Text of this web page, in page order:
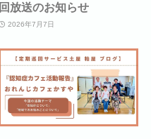
回放送のお知らせ
2026年7月7日